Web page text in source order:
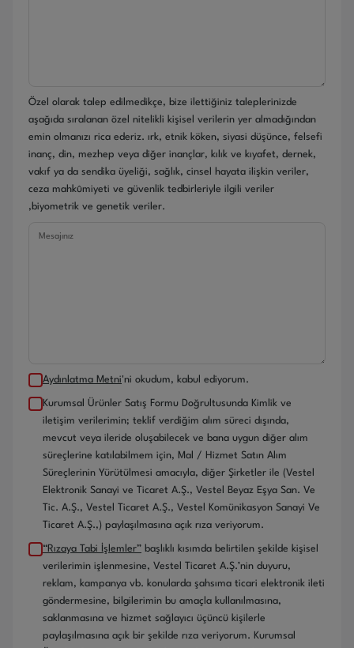
Özel olarak talep edilmedikçe, bize ilettiğiniz taleplerinizde
aşağıda sıralanan özel nitelikli kişisel verilerin yer almadığından
emin olmanızı rica ederiz. ırk, etnik köken, siyasi düşünce, felsefi
inanç, din, mezhep veya diğer inançlar, kılık ve kıyafet, dernek,
vakıf ya da sendika üyeliği, sağlık, cinsel hayata ilişkin veriler,
ceza mahkûmiyeti ve güvenlik tedbirleriyle ilgili veriler
,biyometrik ve genetik veriler.
Aydınlatma Metni'ni okudum, kabul ediyorum.
Kurumsal Ürünler Satış Formu Doğrultusunda Kimlik ve
iletişim verilerimin; teklif verdiğim alım süreci dışında,
mevcut veya ileride oluşabilecek ve bana uygun diğer alım
süreçlerine katılabilmem için, Mal / Hizmet Satın Alım
Süreçlerinin Yürütülmesi amacıyla, diğer Şirketler ile (Vestel
Elektronik Sanayi ve Ticaret A.Ş., Vestel Beyaz Eşya San. Ve
Tic. A.Ş., Vestel Ticaret A.Ş., Vestel Komünikasyon Sanayi Ve
Ticaret A.Ş.,) paylaşılmasına açık rıza veriyorum.
“Rızaya Tabi İşlemler” başlıklı kısımda belirtilen şekilde kişisel
verilerimin işlenmesine, Vestel Ticaret A.Ş.’nin duyuru,
reklam, kampanya vb. konularda şahsıma ticari elektronik ileti
göndermesine, bilgilerimin bu amaçla kullanılmasına,
saklanmasına ve hizmet sağlayıcı üçüncü kişilerle
paylaşılmasına açık bir şekilde rıza veriyorum. Kurumsal